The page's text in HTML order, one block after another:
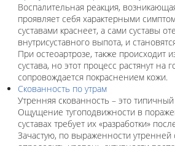
Воспалительная реакция,
проявляет себя характерными
суставами краснеет, а сами суставы
внутрисуставного выпота, и
При остеоартрозе, также происходит
сустава, но этот процесс растянут на
сопровождается покраснением кожи.
Скованность по утрам
Утренняя скованность – это типичный
Ощущение тугоподвижности в
суставах требует их «разработки»
Зачастую, по выраженности